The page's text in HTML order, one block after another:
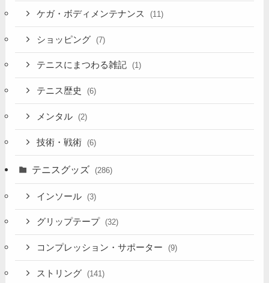
ケガ・ボディメンテナンス (11)
ショッピング (7)
テニスにまつわる雑記 (1)
テニス歴史 (6)
メンタル (2)
技術・戦術 (6)
テニスグッズ (286)
インソール (3)
グリップテープ (32)
コンプレッション・サポーター (9)
ストリング (141)